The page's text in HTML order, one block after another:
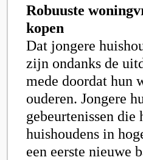
Robuuste
kopen
Dat jongere
zijn ondanks de
mede doordat hun
ouderen. Jongere
gebeurtenissen die
huishoudens in
een eerste nieuwe